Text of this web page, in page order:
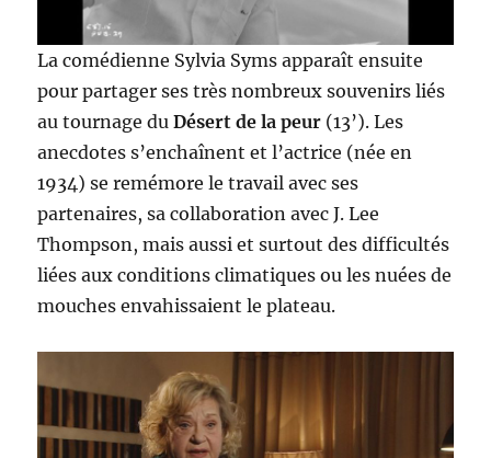
La comédienne Sylvia Syms apparaît ensuite
pour partager ses très nombreux souvenirs liés
au tournage duDésert de la peur (13’). Les
anecdotes s’enchaînent et l’actrice (née en
1934) se remémore le travail avec ses
partenaires, sa collaboration avec J. Lee
Thompson, mais aussi et surtout des difficultés
liées aux conditions climatiques ou les nuées de
mouches envahissaient le plateau.